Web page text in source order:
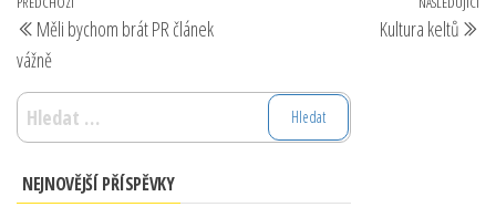
pro
příspěvek
příspěvek
Měli bychom brát PR článek
vážně
Kultura keltů
Vyhledávání
NEJNOVĚJŠÍ PŘÍSPĚVKY